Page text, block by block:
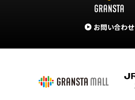
お問い合わせ